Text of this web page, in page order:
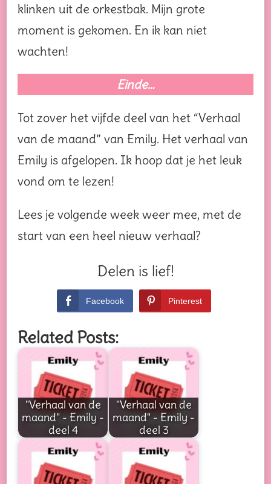
klinken uit de orkestbak. Mijn grote
moment is gekomen. En ik kan niet
wachten!
Einde…
Tot zover het vijfde deel van het “Verhaal
van de maand” van Emily. Het verhaal van
Emily is afgelopen. Ik hoop dat je het leuk
vond om te lezen!
Lees je volgende week weer mee, met de
start van een heel nieuw verhaal?
Delen is lief!
Facebook Pinterest
Related Posts:
"Verhaal van de
maand" - Emily -
deel 4
"Verhaal van de
maand" - Emily -
deel 3